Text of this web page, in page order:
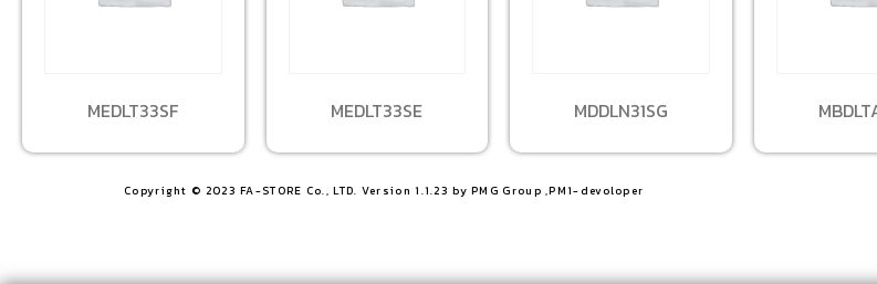
MEDLT33SF MEDLT33SE MDDLN31SG
Copyright © 2023 FA-STORE Co., LTD. Version 1.1.23 by PMG Group ,PM1-devoloper​